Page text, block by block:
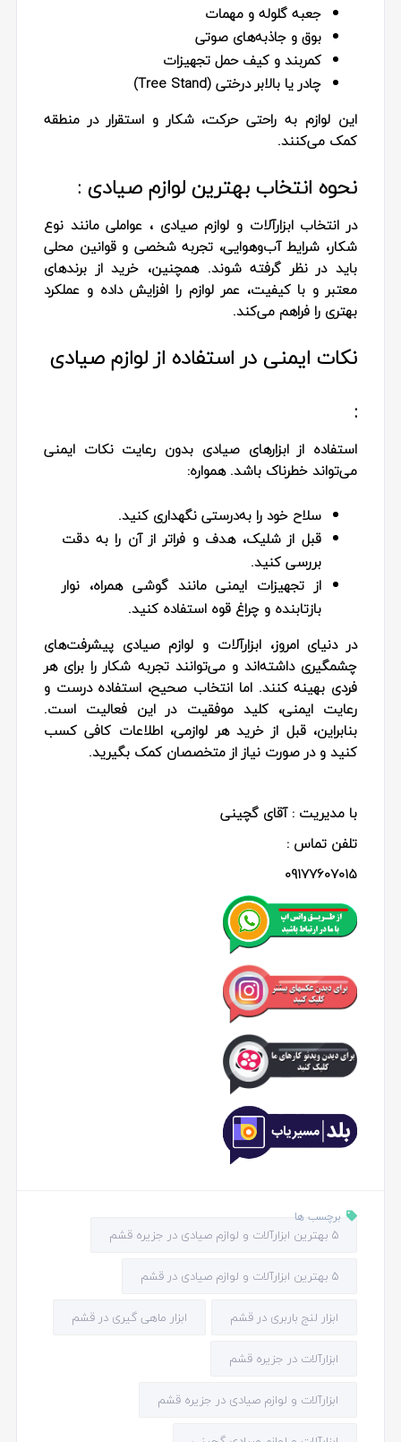
جعبه گلوله و مهمات
بوق و جاذبه‌های صوتی
کمربند و کیف حمل تجهیزات
چادر یا بالابر درختی (Tree Stand)
این لوازم به راحتی حرکت، شکار و استقرار در منطقه
کمک می‌کنند.
نحوه انتخاب بهترین لوازم صیادی :
در انتخابابزارآلات و لوازم صیادی، عواملی مانند نوع
شکار، شرایط آب‌وهوایی، تجربه شخصی و قوانین محلی
باید در نظر گرفته شوند. همچنین، خرید از برندهای
معتبر و با کیفیت، عمر لوازم را افزایش داده و عملکرد
بهتری را فراهم می‌کند.
نکات ایمنی در استفاده از لوازم صیادی
:
استفاده از ابزارهای صیادی بدون رعایت نکات ایمنی
می‌تواند خطرناک باشد. همواره:
سلاح خود را به‌درستی نگهداری کنید.
قبل از شلیک، هدف و فراتر از آن را به دقت
بررسی کنید.
از تجهیزات ایمنی مانند گوشی همراه، نوار
بازتابنده و چراغ قوه استفاده کنید.
در دنیای امروز،ابزارآلات و لوازم صیادیپیشرفت‌های
چشمگیری داشته‌اند و می‌توانند تجربه شکار را برای هر
فردی بهینه کنند. اما انتخاب صحیح، استفاده درست و
رعایت ایمنی، کلید موفقیت در این فعالیت است.
بنابراین، قبل از خرید هر لوازمی، اطلاعات کافی کسب
کنید و در صورت نیاز از متخصصان کمک بگیرید.
با مدیریت : آقای گچینی
تلفن تماس :
09177607015
برچسب ها
5 بهترین ابزارآلات و لوازم صیادی در جزیره قشم
5 بهترین ابزارآلات و لوازم صیادی در قشم
ابزار لنج باربری در قشم ابزار ماهی گیری در قشم
ابزارآلات در جزیره قشم
ابزارآلات و لوازم صیادی در جزیره قشم